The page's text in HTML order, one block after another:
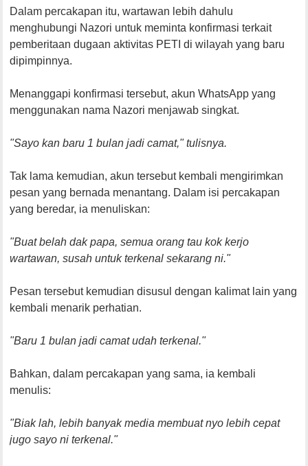
Dalam percakapan itu, wartawan lebih dahulu
menghubungi Nazori untuk meminta konfirmasi terkait
pemberitaan dugaan aktivitas PETI di wilayah yang baru
dipimpinnya.
Menanggapi konfirmasi tersebut, akun WhatsApp yang
menggunakan nama Nazori menjawab singkat.
"Sayo kan baru 1 bulan jadi camat," tulisnya.
Tak lama kemudian, akun tersebut kembali mengirimkan
pesan yang bernada menantang. Dalam isi percakapan
yang beredar, ia menuliskan:
"Buat belah dak papa, semua orang tau kok kerjo
wartawan, susah untuk terkenal sekarang ni."
Pesan tersebut kemudian disusul dengan kalimat lain yang
kembali menarik perhatian.
"Baru 1 bulan jadi camat udah terkenal."
Bahkan, dalam percakapan yang sama, ia kembali
menulis:
"Biak lah, lebih banyak media membuat nyo lebih cepat
jugo sayo ni terkenal."